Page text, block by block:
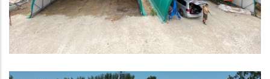
Gravetti géptároló, traktorgarázs, Shelterall
sátor